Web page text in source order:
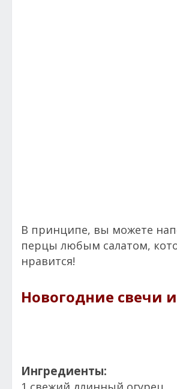
В принципе, вы можете
перцы любым салатом,
нравится!
Новогодние свечи
Ингредиенты: